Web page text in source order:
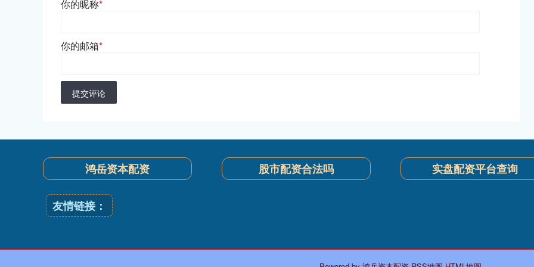
你的昵称*
你的邮箱*
提交评论
鸿岳资本配资 股市配资合法吗 实盘配资平台查询
友情链接：